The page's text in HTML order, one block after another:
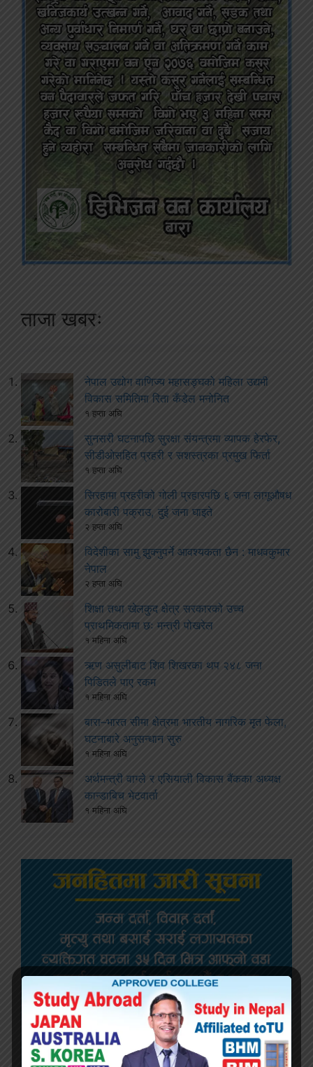
ताजा खबरः
नेपाल उद्योग वाणिज्य महासङ्घको महिला उद्यमी
विकास समितिमा रिता कँडेल मनोनित
१ हप्ता अघि
सुनसरी घटनापछि सुरक्षा संयन्त्रमा व्यापक हेरफेर,
सीडीओसहित प्रहरी र सशस्त्रका प्रमुख फिर्ता
१ हप्ता अघि
सिरहामा प्रहरीको गोली प्रहारपछि ६ जना लागूऔषध
कारोबारी पक्राउ, दुई जना घाइते
२ हप्ता अघि
विदेशीका सामु झुक्नुपर्ने आवश्यकता छैन : माधवकुमार
नेपाल
२ हप्ता अघि
शिक्षा तथा खेलकुद क्षेत्र सरकारको उच्च
प्राथमिकतामा छः मन्त्री पोखरेल
१ महिना अघि
ऋण असुलीबाट शिव शिखरका थप २४८ जना
पिडितले पाए रकम
१ महिना अघि
बारा–भारत सीमा क्षेत्रमा भारतीय नागरिक मृत फेला,
घटनाबारे अनुसन्धान सुरु
१ महिना अघि
अर्थमन्त्री वाग्ले र एसियाली विकास बैंकका अध्यक्ष
कान्डाबिच भेटवार्ता
१ महिना अघि